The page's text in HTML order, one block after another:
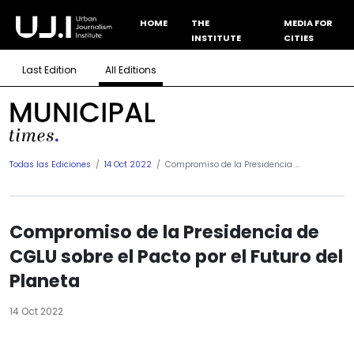
HOME
THE
INSTITUTE
MEDIA FOR
CITIES
Last Edition All Editions
Todas las Ediciones 14 Oct 2022 Compromiso de la Presidencia ...
Compromiso de la Presidencia de
CGLU sobre el Pacto por el Futuro del
Planeta
14 Oct 2022